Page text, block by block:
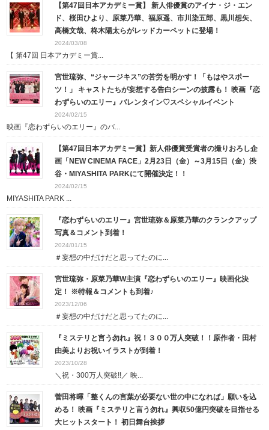
【第47回日本アカデミー賞】 新人俳優賞のアイナ・ジ・エン
ド、桜田ひより、原菜乃華、福原遥、市川染五郎、黒川想矢、
高橋文哉、柊木陽太らがレッドカーペットに登場！
2024/03/08
【 第47回 ⽇本アカデミー賞...
宮世琉弥、“ジャージキス”の苦労を明かす！「もはやスポー
ツ！」 キャストたちが妄想する告白シーンの披露も！ 映画『恋
わずらいのエリー』バレンタイン♡スペシャルイベント
2024/02/15
映画『恋わずらいのエリー』のバ...
【第47回日本アカデミー賞】新人俳優賞受賞者の撮りおろし企
画「NEW CINEMA FACE」2月23日（金）～3月15日（金）渋
谷・MIYASHITA PARKにて開催決定！！
2024/02/15
MIYASHITA PARK ...
『恋わずらいのエリー』宮世琉弥＆原菜乃華のクランクアップ
写真＆コメント到着！
2024/01/15
＃妄想の中だけだと思ってたのに...
宮世琉弥・原菜乃華W主演『恋わずらいのエリー』映画化決
定！ ※特報＆コメントも到着♪
2023/12/06
＃妄想の中だけだと思ってたのに...
『ミステリと言う勿れ』祝！３００万人突破！！原作者・田村
由美よりお祝いイラストが到着！
2023/10/28
＼祝・300万人突破!!／ 映...
菅田将暉「整くんの言葉が必要ない世の中になれば」願いを込
める！ 映画『ミステリと言う勿れ』興収50億円突破を目指せる
大ヒットスタート！ 初日舞台挨拶